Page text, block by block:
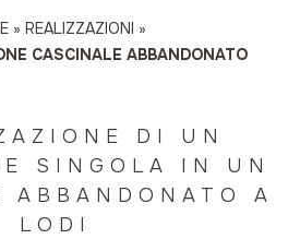
» REALIZZAZIONI »
CASCINALE ABBANDONATO
DI UN
SINGOLA IN UN
ABBANDONATO A
LODI